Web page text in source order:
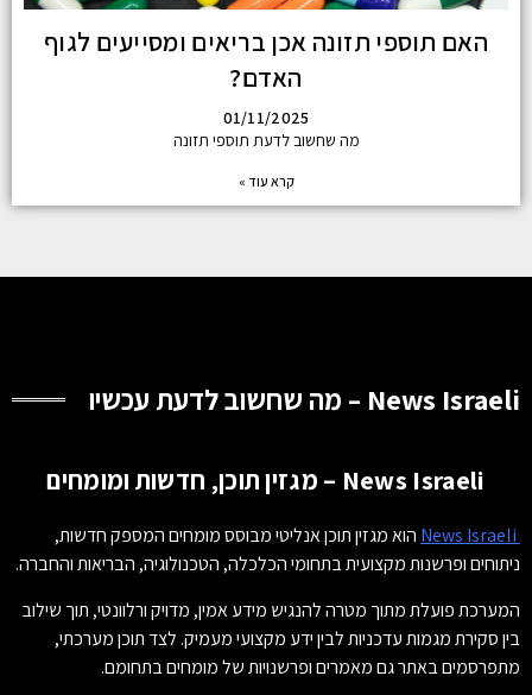
האם תוספי תזונה אכן בריאים ומסייעים לגוף
האדם?
01/11/2025
מה שחשוב לדעת תוספי תזונה
קרא עוד »
News Israeli – מה שחשוב לדעת עכשיו
News Israeli – מגזין תוכן, חדשות ומומחים
הוא מגזין תוכן אנליטי מבוסס מומחים המספק חדשות,
ניתוחים ופרשנות מקצועית בתחומי הכלכלה, הטכנולוגיה, הבריאות והחברה.
המערכת פועלת מתוך מטרה להנגיש מידע אמין, מדויק ורלוונטי, תוך שילוב
בין סקירת מגמות עדכניות לבין ידע מקצועי מעמיק. לצד תוכן מערכתי,
מתפרסמים באתר גם מאמרים ופרשנויות של מומחים בתחומם.